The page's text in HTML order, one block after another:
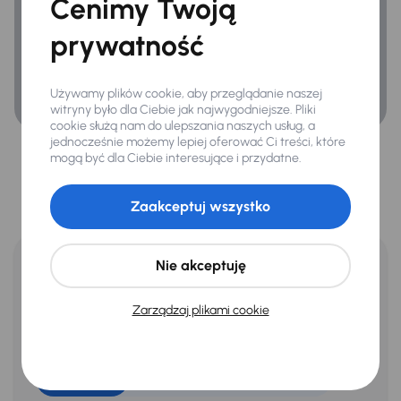
Extra
Czujnik deszczu
Kompresor -zestaw naprawczy
Tylne czujniki parkowania
Infotainment
Android Auto
Apple CarPlay
Bluetooth
Virtual cockpit
Airbag
Więcej niż tylko zakup
samochodu
Zyskaj pewność bezpiecznego zakupu, transparentną historię i
komfortową dostawę prosto do Twojego domu.
Oszczędzasz w porównaniu do
Ten samochód jako nowy kosztował 86 700 zł. Teraz jest u
Cenimy Twoją
prywatność
Używamy plików cookie, aby przeglądanie naszej
witryny było dla Ciebie jak najwygodniejsze. Pliki
cookie służą nam do ulepszania naszych usług, a
jednocześnie możemy lepiej oferować Ci treści, które
mogą być dla Ciebie interesujące i przydatne.
Zarządzaj plikami cookie
Nie akceptuję
Zaakceptuj wszystko